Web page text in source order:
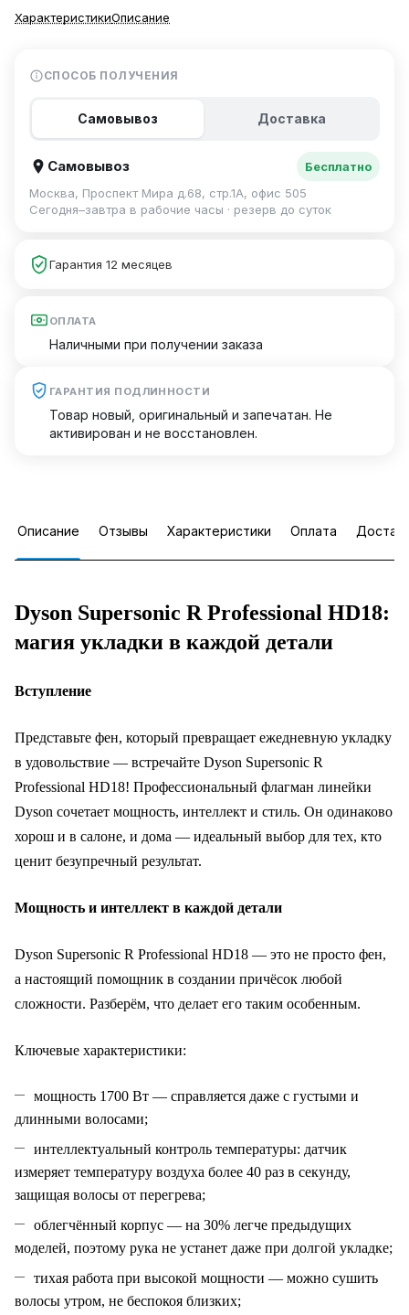
ХарактеристикиОписание
СПОСОБ ПОЛУЧЕНИЯ
Самовывоз Доставка
Самовывоз
Бесплатно
Москва, Проспект Мира д.68, стр.1А, офис 505
Сегодня–завтра в рабочие часы · резерв до суток
Гарантия 12 месяцев
ОПЛАТА
Наличными при получении заказа
ГАРАНТИЯ ПОДЛИННОСТИ
Товар новый, оригинальный и запечатан. Не
активирован и не восстановлен.
Описание Отзывы Характеристики Оплата
Dyson Supersonic R Professional HD18:
магия укладки в каждой детали
Вступление
Представьте фен, который превращает ежедневную укладку
в удовольствие — встречайте Dyson Supersonic R
Professional HD18! Профессиональный флагман линейки
Dyson сочетает мощность, интеллект и стиль. Он одинаково
хорош и в салоне, и дома — идеальный выбор для тех, кто
ценит безупречный результат.
Мощность и интеллект в каждой детали
Dyson Supersonic R Professional HD18 — это не просто фен,
а настоящий помощник в создании причёсок любой
сложности. Разберём, что делает его таким особенным.
Ключевые характеристики:
мощность 1700 Вт — справляется даже с густыми и
длинными волосами;
интеллектуальный контроль температуры: датчик
измеряет температуру воздуха более 40 раз в секунду,
защищая волосы от перегрева;
облегчённый корпус — на 30% легче предыдущих
моделей, поэтому рука не устанет даже при долгой укладке;
тихая работа при высокой мощности — можно сушить
волосы утром, не беспокоя близких;